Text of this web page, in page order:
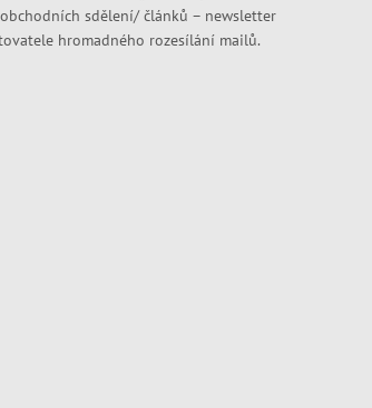
sdělení/ článků – newsletter
hromadného rozesílání mailů.